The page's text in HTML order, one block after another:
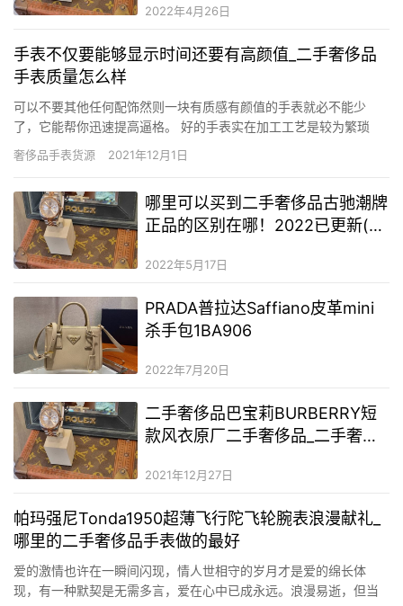
2022年4月26日
手表不仅要能够显示时间还要有高颜值_二手奢侈品
手表质量怎么样
可以不要其他任何配饰然则一块有质感有颜值的手表就必不能少
了，它能帮你迅速提高逼格。 好的手表实在加工工艺是较为繁琐
的，然则一款简约大方的手表更为适合于女性，同时也可以为自己
节约一点。 回归小尺寸 女士腕表迎来小表盘时代 这两年女人身上背
奢侈品手表货源 2021年12月1日
哪里可以买到二手奢侈品古驰潮牌
正品的区别在哪！2022已更新(今
2022年5月17日
PRADA普拉达Saffiano皮革mini
杀手包1BA906
2022年7月20日
二手奢侈品巴宝莉BURBERRY短
款风衣原厂二手奢侈品_二手奢侈
2021年12月27日
帕玛强尼Tonda1950超薄飞行陀飞轮腕表浪漫献礼_
哪里的二手奢侈品手表做的最好
爱的激情也许在一瞬间闪现，情人世相守的岁月才是爱的绵长体
现，有一种默契是无需多言，爱在心中已成永远。浪漫易逝，但当